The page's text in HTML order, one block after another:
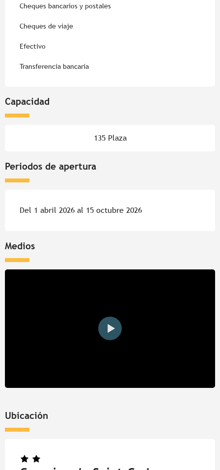
Cheques bancarios y postales
Cheques de viaje
Efectivo
Transferencia bancaria
Capacidad
135 Plaza
Periodos de apertura
Del 1 abril 2026 al 15 octubre 2026
Medios
Ubicación